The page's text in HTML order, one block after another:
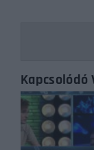
Kapcsolódó